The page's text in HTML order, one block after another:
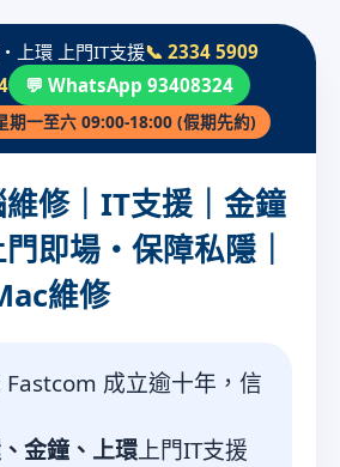
上環 上門IT支援📞 2334 5909
💬 WhatsApp 93408324
期一至六 09:00-18:00 (假期先約)
修｜IT支援｜金鐘
即場・保障私隱｜
維修
Fastcom 成立逾十年，信
金鐘、上環上門IT支援